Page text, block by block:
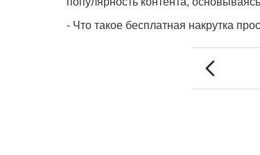
- Что такое бесплатная накрутка